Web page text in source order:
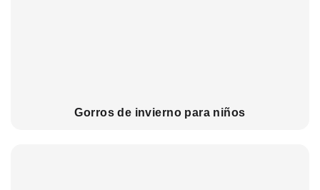
Gorros de invierno para niños